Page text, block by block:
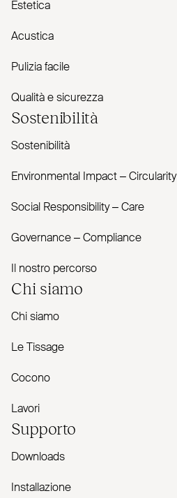
Estetica
Acustica
Pulizia facile
Qualità e sicurezza
Sostenibilità
Sostenibilità
Envi­ronmental Impact – Cir­cularity
Social Responsibility – Care
Governance – Com­pliance
Il nostro percorso
Chi siamo
Chi siamo
Le Tissage
Cocono
Lavori
Supporto
Downloads
Installazione